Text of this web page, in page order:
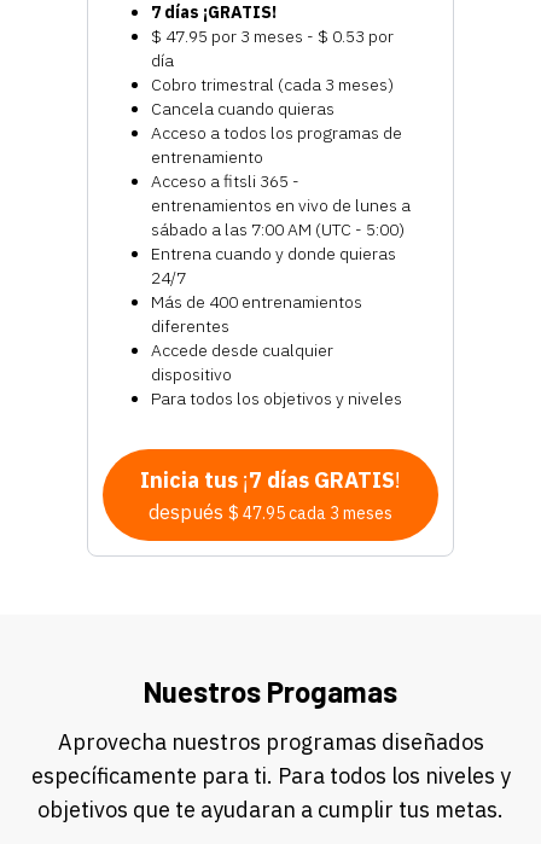
7 días ¡GRATIS!
$ 47.95 por 3 meses - $ 0.53 por
día
Cobro trimestral (cada 3 meses)
Cancela cuando quieras
Acceso a todos los programas de
entrenamiento
Acceso a fitsli 365 -
entrenamientos en vivo de lunes a
sábado a las 7:00 AM (UTC - 5:00)
Entrena cuando y donde quieras
24/7
Más de 400 entrenamientos
diferentes
Accede desde cualquier
dispositivo
Para todos los objetivos y niveles
Inicia tus ¡7 días GRATIS!
después $ 47.95 cada 3 meses
Nuestros Progamas
Aprovecha nuestros programas diseñados
específicamente para ti. Para todos los niveles y
objetivos que te ayudaran a cumplir tus metas.